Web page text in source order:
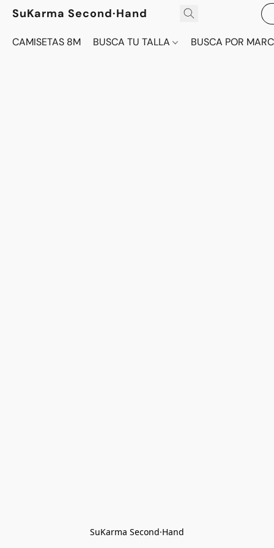
SuKarma Second·Hand
CAMISETAS 8M BUSCA TU TALLA BUSCA POR
SuKarma Second·Hand